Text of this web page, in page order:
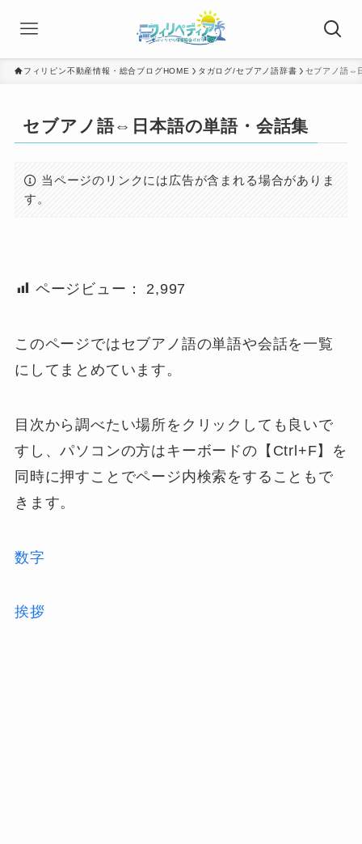
フィリピン不動産情報・総合ブログHOME タガログ/セブアノ語辞書 セブアノ語⇔
セブアノ語⇔日本語の単語・会話集
当ページのリンクには広告が含まれる場合がありま
す。
ページビュー： 2,997
このページではセブアノ語の単語や会話を一覧
にしてまとめています。
目次から調べたい場所をクリックしても良いで
すし、パソコンの方はキーボードの【Ctrl+F】を
同時に押すことでページ内検索をすることもで
きます。
数字
挨拶